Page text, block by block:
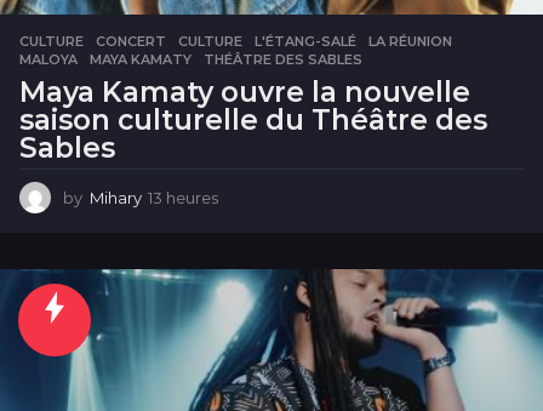
CULTURE CONCERT ,CULTURE ,L'ÉTANG-SALÉ ,LA RÉUNION
MALOYA
,MAYA KAMATY ,THÉÂTRE DES SABLES
Maya Kamaty ouvre la nouvelle
saison culturelle du Théâtre des
Sables
by Mihary 13 heures
e
u
s